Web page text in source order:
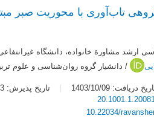
ارشد مشاورة خانواده، دانشگاه
/ دانشیار گروه روان‌شناسی و علوم
دریافت: 1403/10/09 تاریخ پذیرش: 1404/03/03
10.22034/